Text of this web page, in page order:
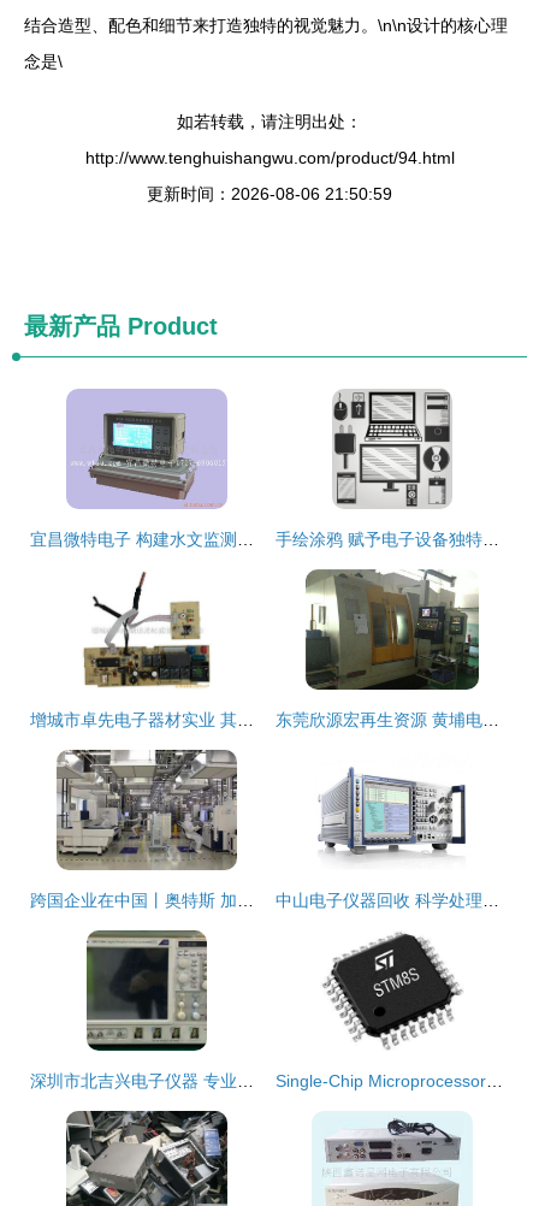
结合造型、配色和细节来打造独特的视觉魅力。\n\n设计的核心理
念是\
如若转载，请注明出处：
http://www.tenghuishangwu.com/product/94.html
更新时间：2026-08-06 21:50:59
最新产品 Product